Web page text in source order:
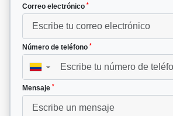
Correo electrónico *
Número de teléfono *
▼
Mensaje *